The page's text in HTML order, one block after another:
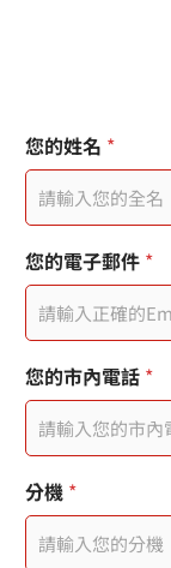
您的姓名 *
I
P
使
用
頁
面
標
題
您的電子郵件 *
您的市內電話 *
您
的
訊
息
分機 *